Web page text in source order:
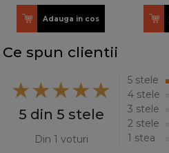
Adauga in cos
Ce spun clientii
5 din 5 stele
Din 1 voturi
5 stele
4 stele
3 stele
2 stele
1 stea